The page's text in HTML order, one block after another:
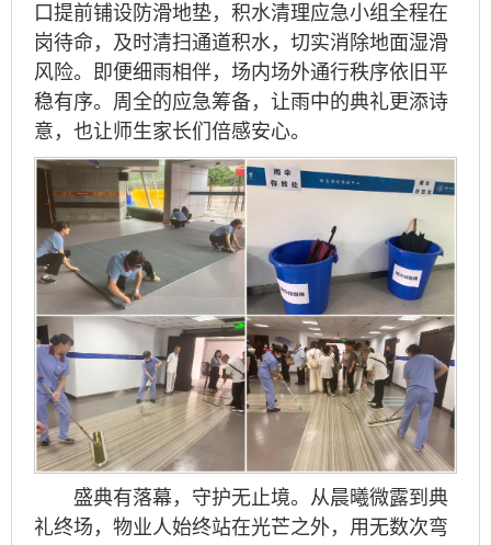
口提前铺设防滑地垫，积水清理应急小组全程在
岗待命，及时清扫通道积水，切实消除地面湿滑
风险。即便细雨相伴，场内场外通行秩序依旧平
稳有序。周全的应急筹备，让雨中的典礼更添诗
意，也让师生家长们倍感安心。
盛典有落幕，守护无止境。从晨曦微露到典
礼终场，物业人始终站在光芒之外，用无数次弯